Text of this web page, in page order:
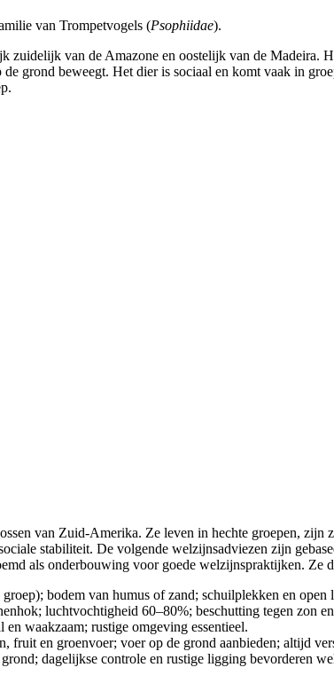
van Trompetvogels (Psophiidae).
van de Amazone en oostelijk van de Madeira.
grond beweegt. Het dier is sociaal en komt vaak in
van Zuid-Amerika. Ze leven in hechte groepen, zijn
stabiliteit. De volgende welzijnsadviezen zijn
als onderbouwing voor goede welzijnspraktijken. Ze
bodem van humus of zand; schuilplekken en
luchtvochtigheid 60–80%; beschutting tegen zon
waakzaam; rustige omgeving essentieel.
fruit en groenvoer; voer op de grond aanbieden; altijd
dagelijkse controle en rustige ligging bevorderen